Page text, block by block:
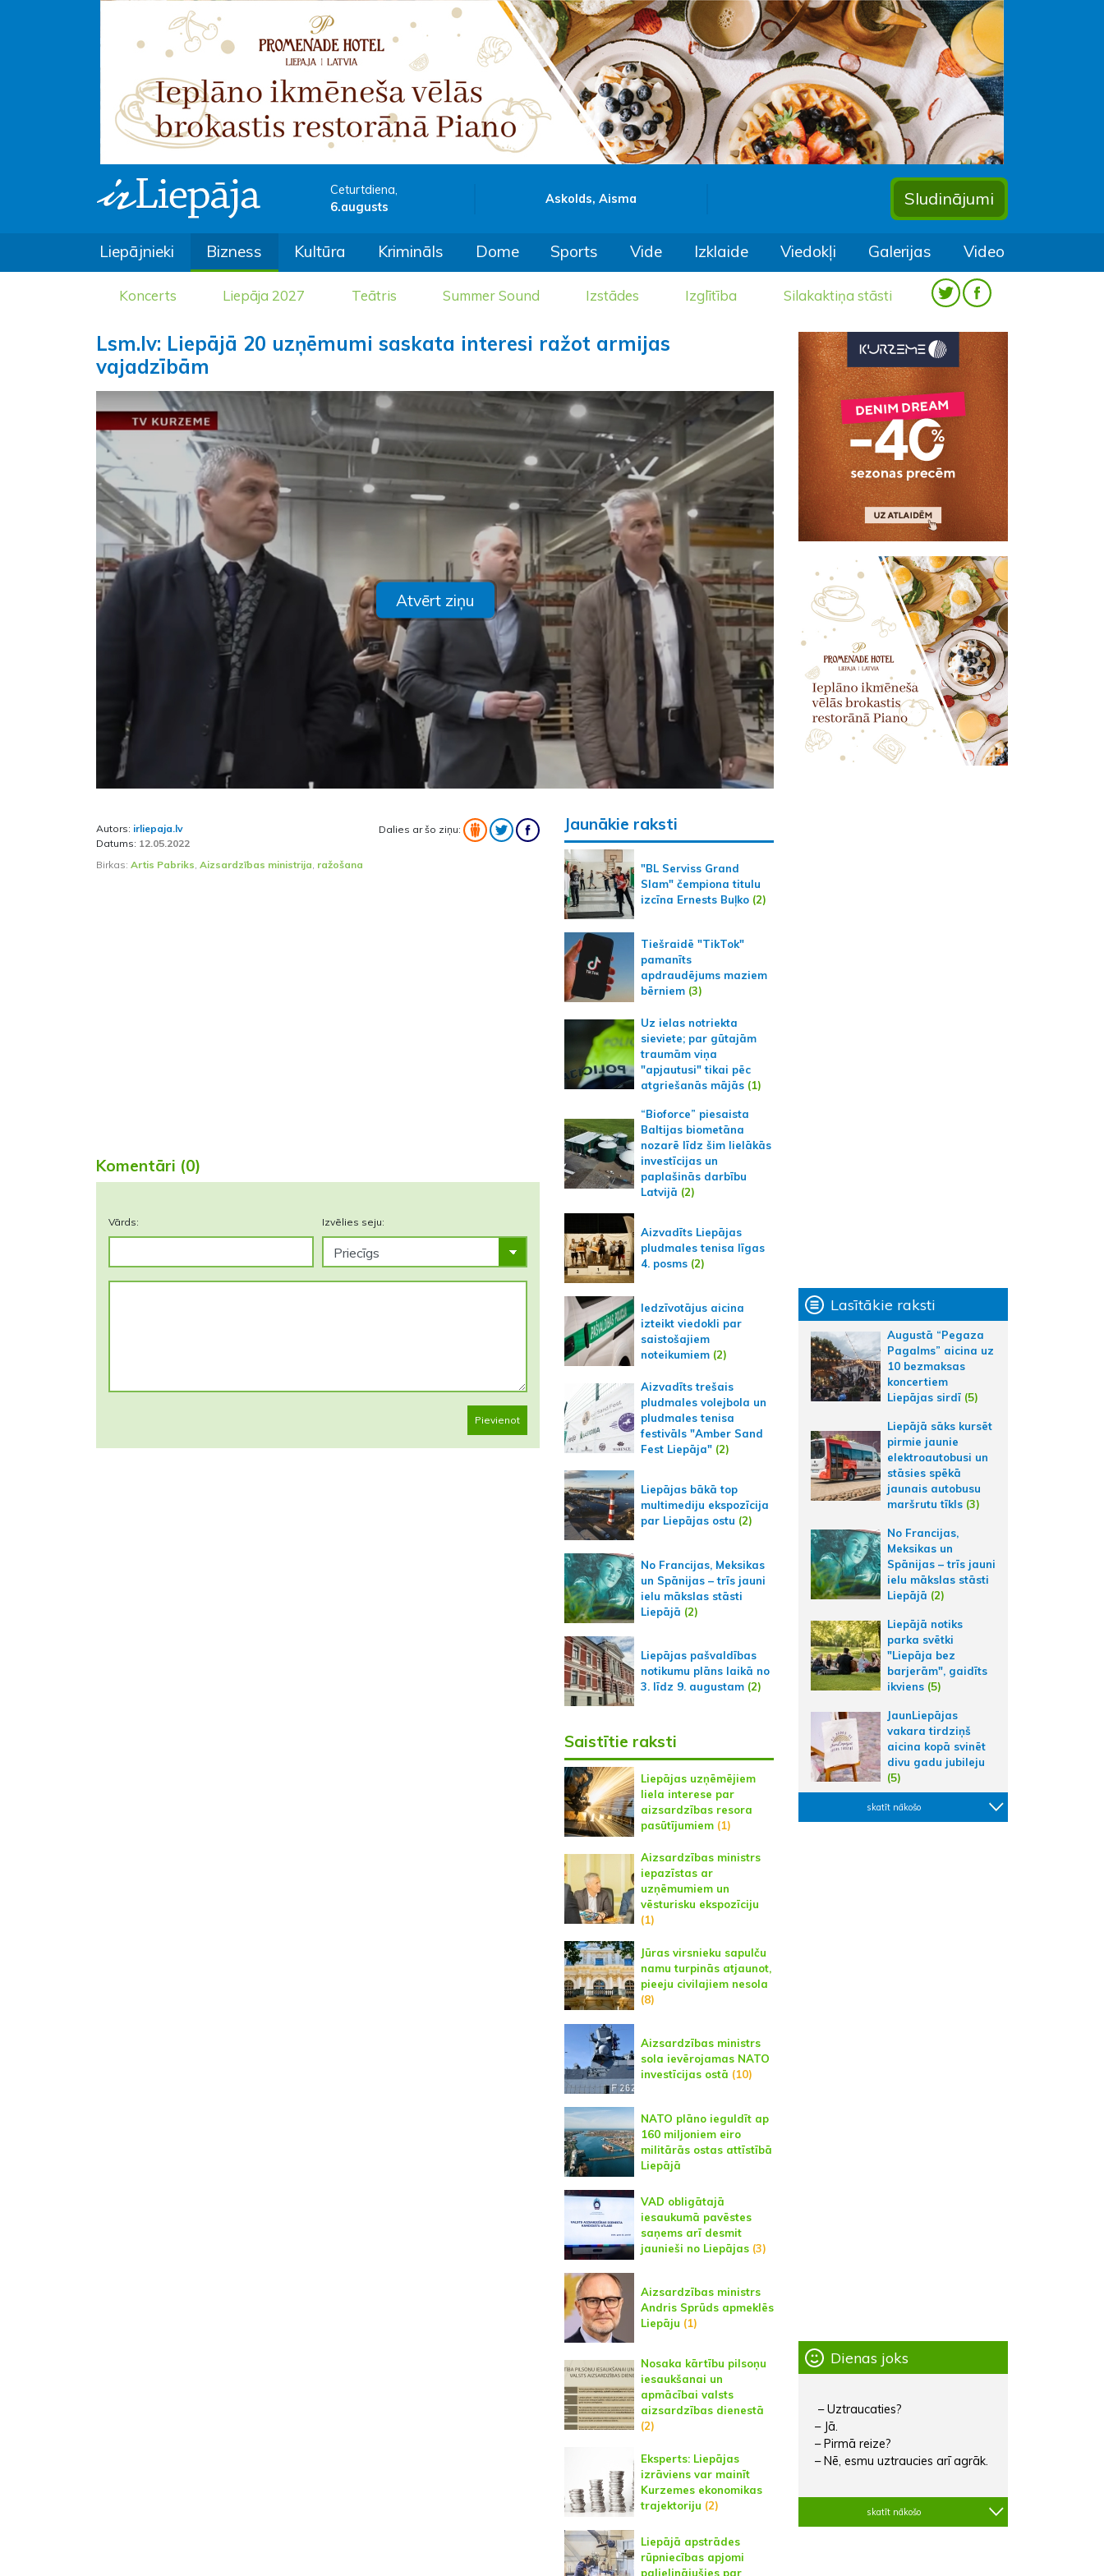
Ceturtdiena,
6.augusts
Askolds, Aisma Sludinājumi
Liepājnieki Bizness Kultūra Krimināls Dome Sports Vide Izklaide Viedokļi Galerijas Video
Koncerts Liepāja 2027 Teātris Summer Sound Izstādes Izglītība Silakaktiņa stāsti
Lsm.lv: Liepājā 20 uzņēmumi saskata interesi ražot armijas
vajadzībām
Atvērt ziņu
Autors: irliepaja.lv
Datums: 12.05.2022
Dalies ar šo ziņu:
Birkas: Artis Pabriks, Aizsardzības ministrija, ražošana
Komentāri (0)
Vārds: Izvēlies seju:
Pievienot
Jaunākie raksti
"BL Serviss Grand
Slam" čempiona titulu
izcīna Ernests Buļko(2)
Tiešraidē "TikTok"
pamanīts
apdraudējums maziem
bērniem(3)
Uz ielas notriekta
sieviete; par gūtajām
traumām viņa
"apjautusi" tikai pēc
atgriešanās mājās(1)
“Bioforce” piesaista
Baltijas biometāna
nozarē līdz šim lielākās
investīcijas un
paplašinās darbību
Latvijā (2)
Aizvadīts Liepājas
pludmales tenisa līgas
4. posms(2)
Iedzīvotājus aicina
izteikt viedokli par
saistošajiem
noteikumiem (2)
Aizvadīts trešais
pludmales volejbola un
pludmales tenisa
festivāls "Amber Sand
Fest Liepāja"(2)
Liepājas bākā top
multimediju ekspozīcija
par Liepājas ostu (2)
No Francijas, Meksikas
un Spānijas – trīs jauni
ielu mākslas stāsti
Liepājā (2)
Liepājas pašvaldības
notikumu plāns laikā no
3. līdz 9. augustam(2)
Saistītie raksti
Liepājas uzņēmējiem
liela interese par
aizsardzības resora
pasūtījumiem(1)
Aizsardzības ministrs
iepazīstas ar
uzņēmumiem un
vēsturisku ekspozīciju
(1)
Jūras virsnieku sapulču
namu turpinās atjaunot,
pieeju civilajiem nesola
(8)
Aizsardzības ministrs
sola ievērojamas NATO
investīcijas ostā (10)
NATO plāno ieguldīt ap
160 miljoniem eiro
militārās ostas attīstībā
Liepājā
VAD obligātajā
iesaukumā pavēstes
saņems arī desmit
jaunieši no Liepājas(3)
Aizsardzības ministrs
Andris Sprūds apmeklēs
Liepāju (1)
Nosaka kārtību pilsoņu
iesaukšanai un
apmācībai valsts
aizsardzības dienestā
(2)
Eksperts: Liepājas
izrāviens var mainīt
Kurzemes ekonomikas
trajektoriju (2)
Liepājā apstrādes
rūpniecības apjomi
palielinājušies par
Lasītākie raksti
Augustā “Pegaza
Pagalms” aicina uz
10 bezmaksas
koncertiem
Liepājas sirdī (5)
Liepājā sāks kursēt
pirmie jaunie
elektroautobusi un
stāsies spēkā
jaunais autobusu
maršrutu tīkls (3)
No Francijas,
Meksikas un
Spānijas – trīs jauni
ielu mākslas stāsti
Liepājā (2)
Liepājā notiks
parka svētki
"Liepāja bez
barjerām", gaidīts
ikviens (5)
JaunLiepājas
vakara tirdziņš
aicina kopā svinēt
divu gadu jubileju
(5)
skatīt nākošo
Dienas joks
– Uztraucaties?
– Jā.
– Pirmā reize?
– Nē, esmu uztraucies arī agrāk.
skatīt nākošo